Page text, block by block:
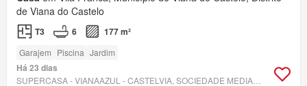
de Viana do Castelo
T3 6 177 m²
Garajem Piscina Jardim
Há 23 dias